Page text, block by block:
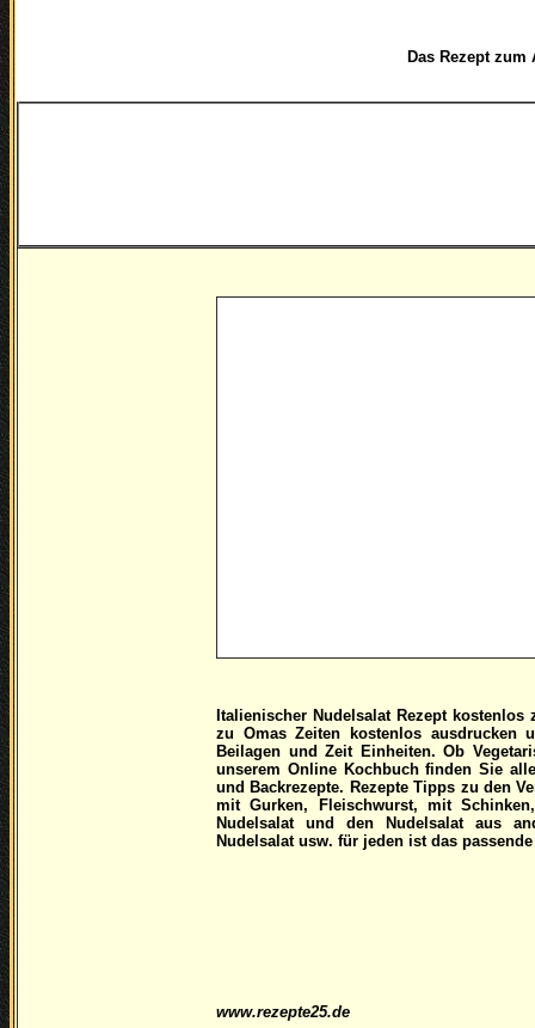
Das Rezept zum
Italienischer Nudelsalat Rezept
zu Omas Zeiten kostenlos ausdrucken
Beilagen und Zeit Einheiten. Ob
unserem Online Kochbuch finden Sie
und Backrezepte. Rezepte Tipps zu den
mit Gurken, Fleischwurst, mit
Nudelsalat und den Nudelsalat aus
Nudelsalat usw. für jeden ist das
www.rezepte25.de